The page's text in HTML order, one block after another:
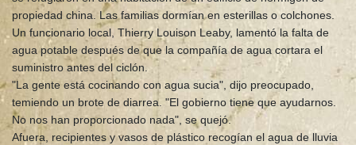
propiedad china. Las familias dormían en esterillas o colchones.
Un funcionario local, Thierry Louison Leaby, lamentó la falta de
agua potable después de que la compañía de agua cortara el
suministro antes del ciclón.
"La gente está cocinando con agua sucia", dijo preocupado,
temiendo un brote de diarrea. "El gobierno tiene que ayudarnos.
No nos han proporcionado nada", se quejó.
Afuera, recipientes y vasos de plástico recogían el agua de lluvia